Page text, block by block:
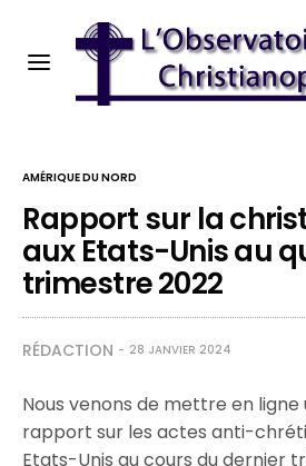
AMÉRIQUE DU NORD
Rapport sur la
aux Etats-Unis au
trimestre 2022
RÉDACTION 28 JANVIER 2024
Nous venons de mettre en ligne
rapport sur les actes anti-
Etats-Unis au cours du dernier